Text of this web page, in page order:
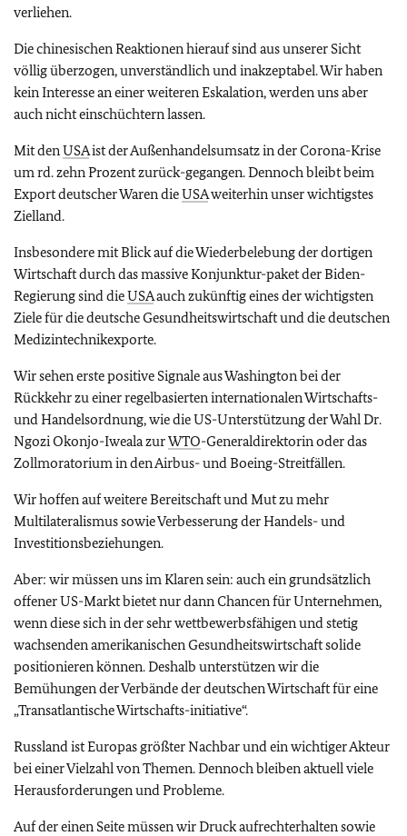
verliehen.
Die chinesischen Reaktionen hierauf sind aus unserer Sicht
völlig überzogen, unverständlich und inakzeptabel. Wir haben
kein Interesse an einer weiteren Eskalation, werden uns aber
auch nicht einschüchtern lassen.
Mit denUSAist der Außenhandelsumsatz in der Corona-Krise
um rd. zehn Prozent zurück-gegangen. Dennoch bleibt beim
Export deutscher Waren dieUSAweiterhin unser wichtigstes
Zielland.
Insbesondere mit Blick auf die Wiederbelebung der dortigen
Wirtschaft durch das massive Konjunktur-paket der Biden-
Regierung sind dieUSAauch zukünftig eines der wichtigsten
Ziele für die deutsche Gesundheitswirtschaft und die deutschen
Medizintechnikexporte.
Wir sehen erste positive Signale aus Washington bei der
Rückkehr zu einer regelbasierten internationalen Wirtschafts-
und Handelsordnung, wie die US-Unterstützung der Wahl Dr.
Ngozi Okonjo-Iweala zurWTO-Generaldirektorin oder das
Zollmoratorium in den Airbus- und Boeing-Streitfällen.
Wir hoffen auf weitere Bereitschaft und Mut zu mehr
Multilateralismus sowie Verbesserung der Handels- und
Investitionsbeziehungen.
Aber: wir müssen uns im Klaren sein: auch ein grundsätzlich
offener US-Markt bietet nur dann Chancen für Unternehmen,
wenn diese sich in der sehr wettbewerbsfähigen und stetig
wachsenden amerikanischen Gesundheitswirtschaft solide
positionieren können. Deshalb unterstützen wir die
Bemühungen der Verbände der deutschen Wirtschaft für eine
„Transatlantische Wirtschafts-initiative“.
Russland ist Europas größter Nachbar und ein wichtiger Akteur
bei einer Vielzahl von Themen. Dennoch bleiben aktuell viele
Herausforderungen und Probleme.
Auf der einen Seite müssen wir Druck aufrechterhalten sowie